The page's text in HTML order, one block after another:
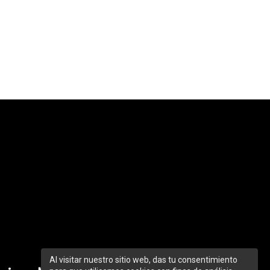
Al visitar nuestro sitio web, das tu consentimiento